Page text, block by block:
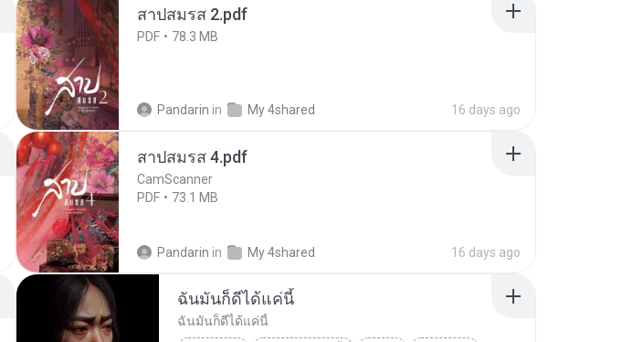
สาปสมรส 2.pdf
PDF 78.3 MB
Pandarin in My 4shared 16 days ago
สาปสมรส 4.pdf
CamScanner
PDF
73.1 MB
Pandarin in My 4shared 16 days ago
ฉันมันก็ดีได้แค่นี้
ฉันมันก็ดีได้แค่นี้